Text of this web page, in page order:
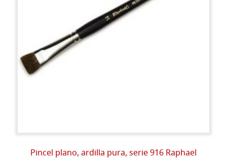
Pincel plano, ardilla pura, serie 916 Raphael